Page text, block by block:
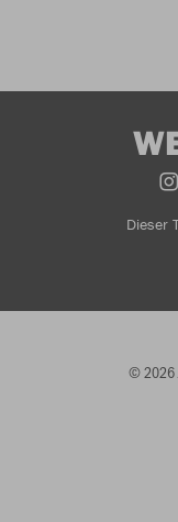
Dieser
© 2026